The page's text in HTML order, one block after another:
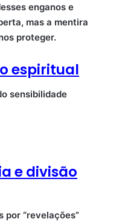
enganos e
mas a mentira
proteger.
espiritual
sensibilidade
e divisão
“revelações”